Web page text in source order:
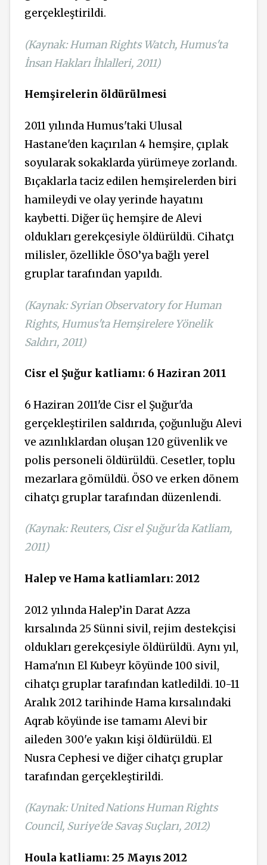
gerçekleştirildi.
(Kaynak: Human Rights Watch, Humus'ta
İnsan Hakları İhlalleri, 2011)
Hemşirelerin öldürülmesi
2011 yılında Humus'taki Ulusal
Hastane'den kaçırılan 4 hemşire, çıplak
soyularak sokaklarda yürümeye zorlandı.
Bıçaklarla taciz edilen hemşirelerden biri
hamileydi ve olay yerinde hayatını
kaybetti. Diğer üç hemşire de Alevi
oldukları gerekçesiyle öldürüldü. Cihatçı
milisler, özellikle ÖSO’ya bağlı yerel
gruplar tarafından yapıldı.
(Kaynak: Syrian Observatory for Human
Rights, Humus'ta Hemşirelere Yönelik
Saldırı, 2011)
Cisr el Şuğur katliamı: 6 Haziran 2011
6 Haziran 2011'de Cisr el Şuğur'da
gerçekleştirilen saldırıda, çoğunluğu Alevi
ve azınlıklardan oluşan 120 güvenlik ve
polis personeli öldürüldü. Cesetler, toplu
mezarlara gömüldü. ÖSO ve erken dönem
cihatçı gruplar tarafından düzenlendi.
(Kaynak: Reuters, Cisr el Şuğur'da Katliam,
2011)
Halep ve Hama katliamları: 2012
2012 yılında Halep’in Darat Azza
kırsalında 25 Sünni sivil, rejim destekçisi
oldukları gerekçesiyle öldürüldü. Aynı yıl,
Hama'nın El Kubeyr köyünde 100 sivil,
cihatçı gruplar tarafından katledildi. 10-11
Aralık 2012 tarihinde Hama kırsalındaki
Aqrab köyünde ise tamamı Alevi bir
aileden 300'e yakın kişi öldürüldü. El
Nusra Cephesi ve diğer cihatçı gruplar
tarafından gerçekleştirildi.
(Kaynak: United Nations Human Rights
Council, Suriye'de Savaş Suçları, 2012)
Houla katliamı: 25 Mayıs 2012